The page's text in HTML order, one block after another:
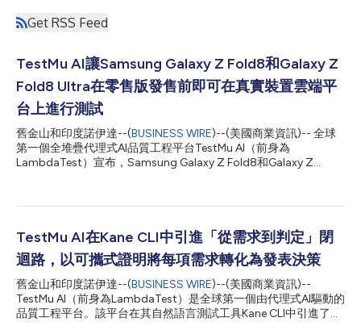
Get RSS Feed
TestMu AI讓Samsung Galaxy Z Fold8和Galaxy Z
Fold8 Ultra在零售版發售前即可在真實裝置雲端平
台上進行測試
舊金山和印度諾伊達--(BUSINESS WIRE)--(美國商業資訊)-- 全球
第一個全堆疊代理式AI品質工程平台TestMu AI（前身為
LambdaTest）宣布，Samsung Galaxy Z Fold8和Galaxy Z
置均搭載以Android 17為基礎的One UI 9系統，並在零售版正式發
Galaxy Z Fold系列帶來了一項全新的測試挑戰。Galaxy Z Fold8展
開後為豎向的7.6英吋螢幕，而Z系列首款Ultra機型Galaxy Z
Fold8 Ultra展開後則為水平的8.0英吋螢幕。這兩款裝置雖然具有
相同的名稱、晶片組和作業系統，卻呈現出方向完全相反的布局，
這表示在其中一款裝置上驗證通過的介面，在另一款裝置上可能會
出現顯示異常。 TestMu AI共同創辦人兼成長負責人Mudit Singh表
示：「Samsung在同一代產品中推出了兩款...
TestMu AI在Kane CLI中引進「從需求到判定」閉
迴路，以可攜式證明將每項需求轉化為發表決策
舊金山和印度諾伊達--(BUSINESS WIRE)--(美國商業資訊)--
TestMu AI（前身為LambdaTest）是全球第一個由代理式AI驅動的
品質工程平台。該平台在其自然語言測試工具Kane CLI中引進了